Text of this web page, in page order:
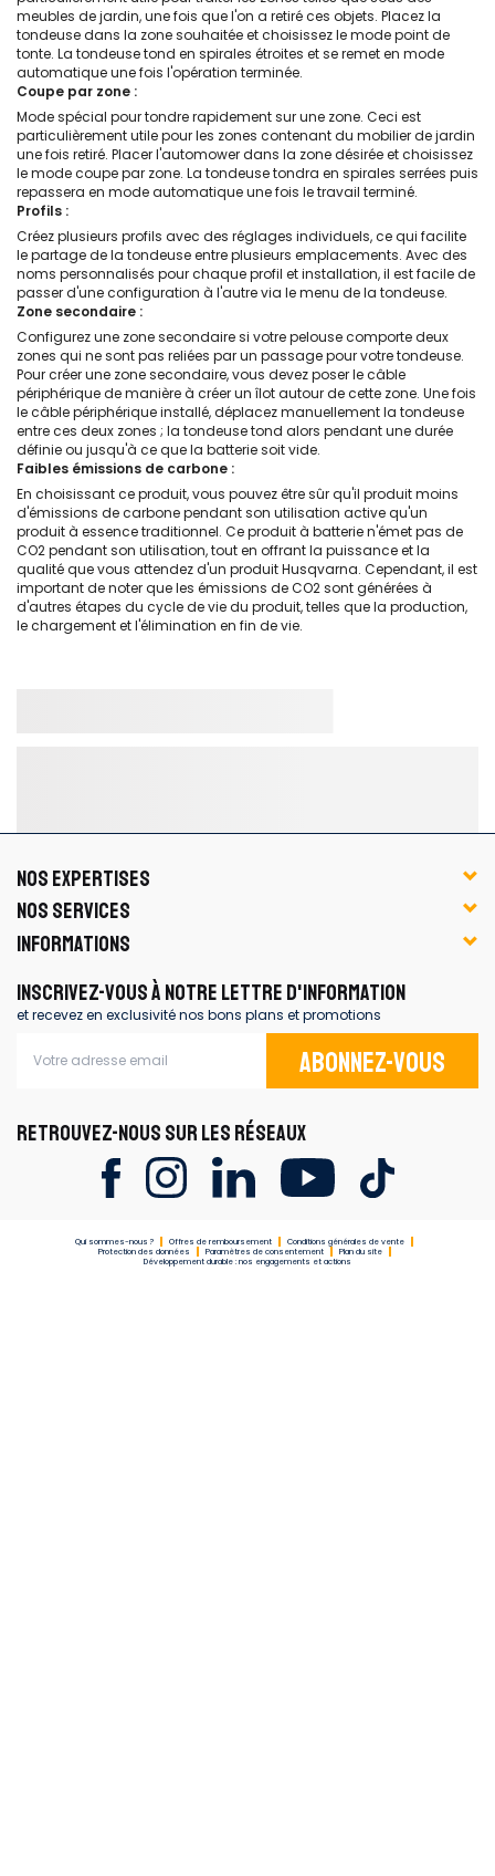
meubles de jardin, une fois que l'on a retiré ces objets. Placez la
tondeuse dans la zone souhaitée et choisissez le mode point de
tonte. La tondeuse tond en spirales étroites et se remet en mode
automatique une fois l'opération terminée.
Coupe par zone :
Mode spécial pour tondre rapidement sur une zone. Ceci est
particulièrement utile pour les zones contenant du mobilier de jardin
une fois retiré. Placer l'automower dans la zone désirée et choisissez
le mode coupe par zone. La tondeuse tondra en spirales serrées puis
repassera en mode automatique une fois le travail terminé.
Profils :
Créez plusieurs profils avec des réglages individuels, ce qui facilite
le partage de la tondeuse entre plusieurs emplacements. Avec des
noms personnalisés pour chaque profil et installation, il est facile de
passer d'une configuration à l'autre via le menu de la tondeuse.
Zone secondaire :
Configurez une zone secondaire si votre pelouse comporte deux
zones qui ne sont pas reliées par un passage pour votre tondeuse.
Pour créer une zone secondaire, vous devez poser le câble
périphérique de manière à créer un îlot autour de cette zone. Une fois
le câble périphérique installé, déplacez manuellement la tondeuse
entre ces deux zones ; la tondeuse tond alors pendant une durée
définie ou jusqu'à ce que la batterie soit vide.
Faibles émissions de carbone :
En choisissant ce produit, vous pouvez être sûr qu'il produit moins
d'émissions de carbone pendant son utilisation active qu'un
produit à essence traditionnel. Ce produit à batterie n'émet pas de
CO2 pendant son utilisation, tout en offrant la puissance et la
qualité que vous attendez d'un produit Husqvarna. Cependant, il est
important de noter que les émissions de CO2 sont générées à
d'autres étapes du cycle de vie du produit, telles que la production,
le chargement et l'élimination en fin de vie.
NOS EXPERTISES
NOS SERVICES
INFORMATIONS
INSCRIVEZ-VOUS À NOTRE LETTRE D'INFORMATION
et recevez en exclusivité nos bons plans et promotions
Abonnez-vous
RETROUVEZ-NOUS SUR LES RÉSEAUX
Qui sommes-nous ? Offres de remboursement
Conditions générales de vente
Protection des données
Paramètres de consentement
Plan du site
Développement durable : nos engagements et actions